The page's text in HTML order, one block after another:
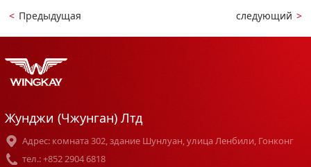
< Предыдущая следующий >
Жунджи (Чжунган) Лтд
Адрес: комната 302, здание Шунлуан, улица Ленбили, Гонконг
тел.: +852 2904 6818